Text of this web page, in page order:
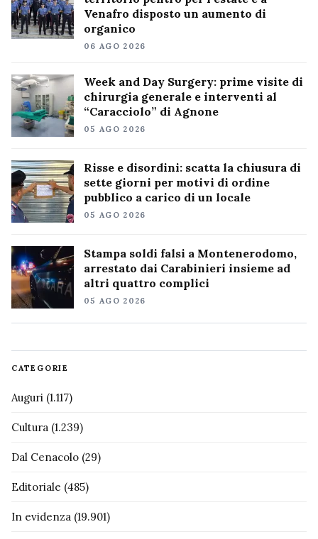
Venafro disposto un aumento di
organico
06 AGO 2026
Week and Day Surgery: prime visite di
chirurgia generale e interventi al
“Caracciolo” di Agnone
05 AGO 2026
Risse e disordini: scatta la chiusura di
sette giorni per motivi di ordine
pubblico a carico di un locale
05 AGO 2026
Stampa soldi falsi a Montenerodomo,
arrestato dai Carabinieri insieme ad
altri quattro complici
05 AGO 2026
CATEGORIE
Auguri (1.117)
Cultura (1.239)
Dal Cenacolo (29)
Editoriale (485)
In evidenza (19.901)